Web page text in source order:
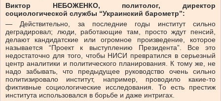
Виктор НЕБОЖЕНКО, политолог, директор
социологической службы “Украинский барометр”:
— Действительно, за последние годы институт сильно
деградировал; люди, работающие там, просто ждут пенсий,
делают кандидатские или огромное произведение, которое
называется “Проект к выступлению Президента”. Все это
недостаточно для того, чтобы НИСИ превратился в серьезный
центр аналитики и политического планирования. К тому же, не
надо забывать, что предыдущее руководство очень сильно
политизировало институт, например, проводило какие-то
фиктивные социологические исследования. То есть престиж
института использовался в борьбе и даже интригах.